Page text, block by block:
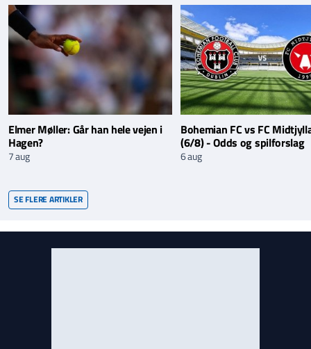
Elmer Møller: Går han hele vejen i
Hagen?
7 aug
Bohemian FC vs FC
(6/8) - Odds og spilforslag
6 aug
SE FLERE ARTIKLER